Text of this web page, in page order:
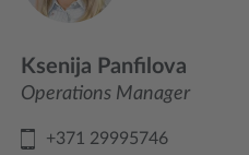
Ksenija Panfilova
Operations Manager
+371 29995746